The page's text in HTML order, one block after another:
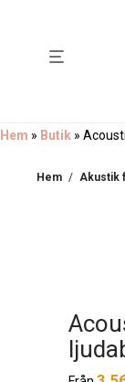
Hem » Butik »
Hem / Akustik